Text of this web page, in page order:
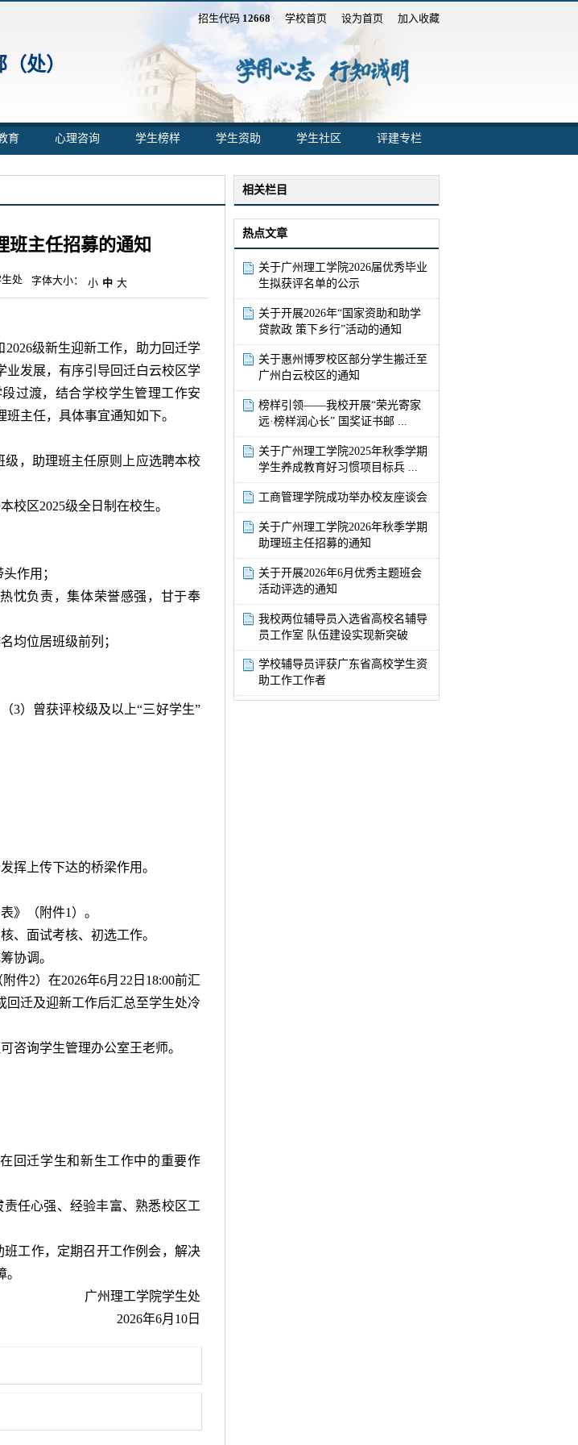
招生代码12668 学校首页 设为首页 加入收藏
处）
育 心理咨询 学生榜样 学生资助 学生社区 评建专栏
相关栏目
热点文章
关于广州理工学院2026届优秀毕业
生拟获评名单的公示
关于开展2026年“国家资助和助学
贷款政 策下乡行”活动的通知
关于惠州博罗校区部分学生搬迁至
广州白云校区的通知
榜样引领——我校开展“荣光寄家
远·榜样润心长” 国奖证书邮 ...
关于广州理工学院2025年秋季学期
学生养成教育好习惯项目标兵 ...
工商管理学院成功举办校友座谈会
关于广州理工学院2026年秋季学期
助理班主任招募的通知
关于开展2026年6月优秀主题班会
活动评选的通知
我校两位辅导员入选省高校名辅导
员工作室 队伍建设实现新突破
学校辅导员评获广东省高校学生资
助工作工作者
班主任招募的通知
处 字体大小： 小 中 大
级新生迎新工作，助力回迁学
业发展，有序引导回迁白云校区学
过渡，结合学校学生管理工作安
主任，具体事宜通知如下。
级，助理班主任原则上应选聘本校
校区2025级全日制在校生。
作用；
忱负责，集体荣誉感强，甘于奉
均位居班级前列；
3）曾获评校级及以上“三好学生”
挥上传下达的桥梁作用。
》（附件1）。
、面试考核、初选工作。
协调。
件2）在2026年6月22日18:00前汇
回迁及迎新工作后汇总至学生处冷
咨询学生管理办公室王老师。
回迁学生和新生工作中的重要作
任心强、经验丰富、熟悉校区工
工作，定期召开工作例会，解决
广州理工学院学生处
2026年6月10日